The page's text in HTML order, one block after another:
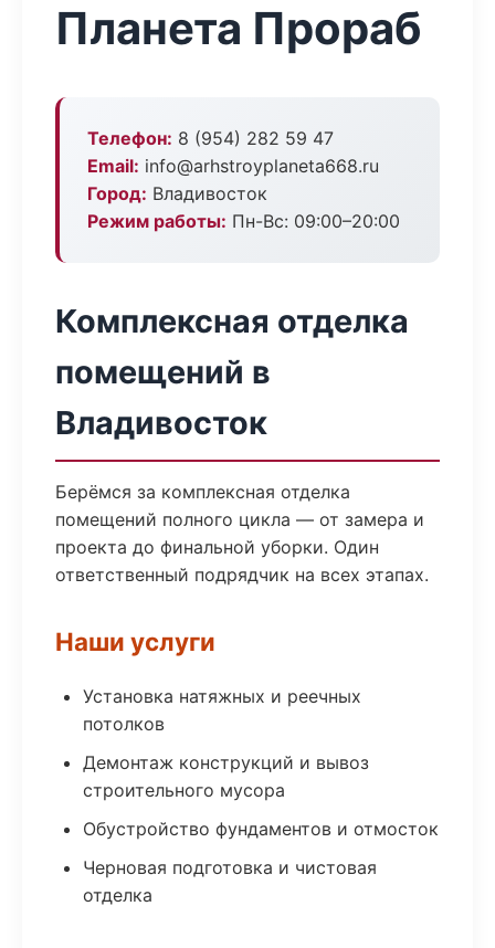
Планета Прораб
Телефон: 8 (954) 282 59 47
Email: info@arhstroyplaneta668.ru
Город: Владивосток
Режим работы: Пн-Вс: 09:00–20:00
Комплексная отделка
помещений в
Владивосток
Берёмся за комплексная отделка
помещений полного цикла — от замера и
проекта до финальной уборки. Один
ответственный подрядчик на всех этапах.
Наши услуги
Установка натяжных и реечных
потолков
Демонтаж конструкций и вывоз
строительного мусора
Обустройство фундаментов и отмосток
Черновая подготовка и чистовая
отделка